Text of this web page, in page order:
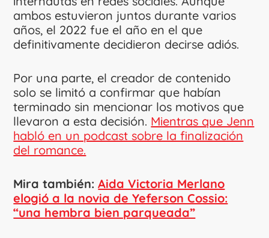
ambos estuvieron juntos durante varios
años, el 2022 fue el año en el que
definitivamente decidieron decirse adiós.
Por una parte, el creador de contenido
solo se limitó a confirmar que habían
terminado sin mencionar los motivos que
llevaron a esta decisión. Mientras que Jenn
habló en un podcast sobre la finalización
del romance.
Mira también:Aida Victoria Merlano
elogió a la novia de Yeferson Cossio:
“una hembra bien parqueada”